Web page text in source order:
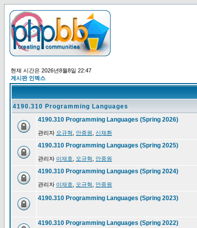
현재 시간은 2026년8월8일 22:47
게시판 인덱스
4190.310 Programming Languages
4190.310 Programming Languages (Spring 2026)
관리자 오규혁 안중원 신채환
4190.310 Programming Languages (Spring 2025)
관리자 이재호 오규혁 안중원
4190.310 Programming Languages (Spring 2024)
관리자 이재호 오규혁 안중원
4190.310 Programming Languages (Spring 2023)
4190.310 Programming Languages (Spring 2022)